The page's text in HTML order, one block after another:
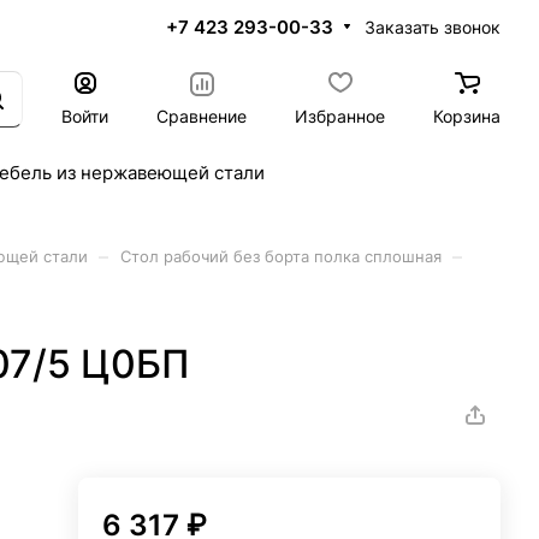
+7 423 293-00-33 Заказать звонок
Войти Сравнение Избранное Корзина
из нержавеющей стали
стали Стол рабочий без борта полка сплошная
5 Ц0БП
6 317 ₽